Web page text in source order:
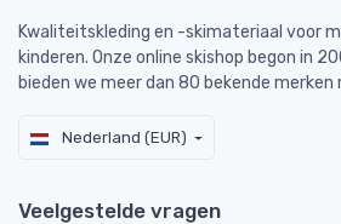
Kwaliteitskleding en -skimateriaal voor
kinderen. Onze online skishop begon in
bieden we meer dan 80 bekende
Nederland (EUR)
Veelgestelde vragen